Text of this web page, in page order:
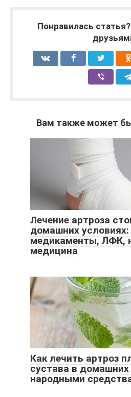
Понравилась
Вам также может
Лечение артроза
домашних условиях:
медикаменты, ЛФК,
медицина
Как лечить артроз
сустава в домашних
народными